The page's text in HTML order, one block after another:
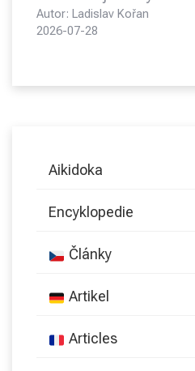
Autor: Ladislav Kořan
2026-07-28
Aikidoka
Encyklopedie
Články
Artikel
Articles